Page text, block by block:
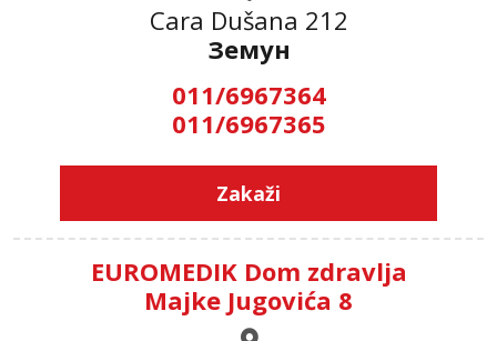
Cara Dušana 212
Земун
011/6967364
011/6967365
Zakaži
EUROMEDIK Dom zdravlja
Majke Jugovića 8